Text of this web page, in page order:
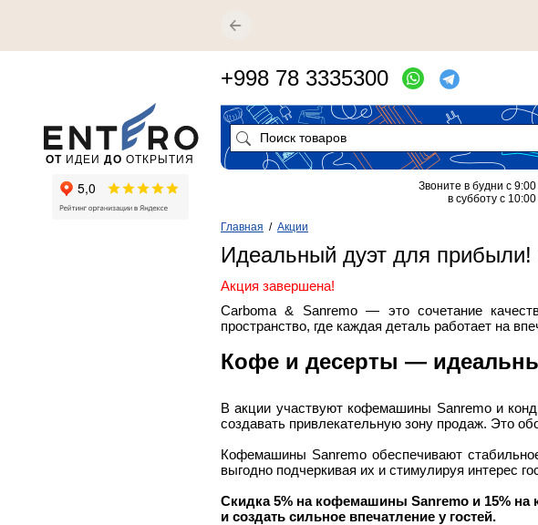
Главная / Акции
Идеальный дуэт для прибыли!
Акция завершена!
Carboma & Sanremo — это сочетание
пространство, где каждая деталь работает на
Кофе и десерты —
В акции участвуют кофемашины Sanremo и
создавать привлекательную зону продаж. Это
Кофемашины Sanremo обеспечивают
выгодно подчеркивая их и стимулируя интерес
Скидка 5% на кофемашины Sanremo и 15%
и создать сильное впечатление у гостей.
ОТ ИДЕИ ДО ОТКРЫТИЯ
+998 78 3335300
Звоните в будни с
в субботу с